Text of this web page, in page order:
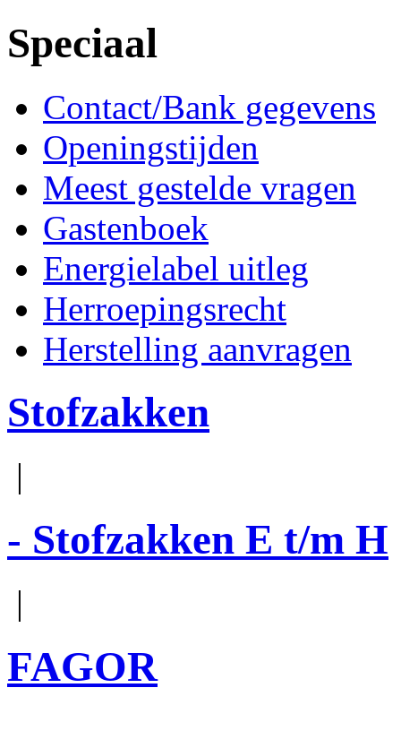
Speciaal
Contact/Bank gegevens
Openingstijden
Meest gestelde vragen
Gastenboek
Energielabel uitleg
Herroepingsrecht
Herstelling aanvragen
Stofzakken
|
- Stofzakken E t/m H
|
FAGOR